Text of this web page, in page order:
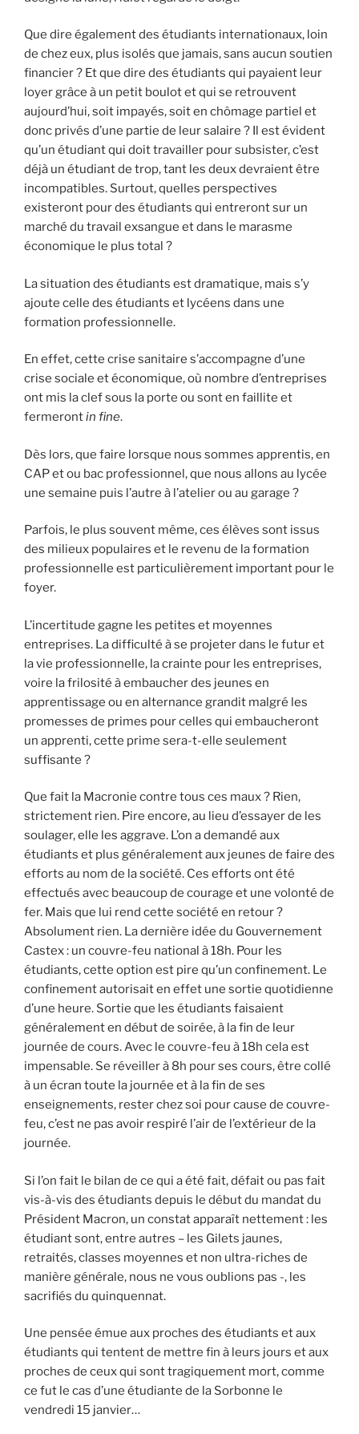
Que dire également des étudiants internationaux, loin
de chez eux, plus isolés que jamais, sans aucun soutien
financier ? Et que dire des étudiants qui payaient leur
loyer grâce à un petit boulot et qui se retrouvent
aujourd’hui, soit impayés, soit en chômage partiel et
donc privés d’une partie de leur salaire ? Il est évident
qu’un étudiant qui doit travailler pour subsister, c’est
déjà un étudiant de trop, tant les deux devraient être
incompatibles. Surtout, quelles perspectives
existeront pour des étudiants qui entreront sur un
marché du travail exsangue et dans le marasme
économique le plus total ?
La situation des étudiants est dramatique, mais s’y
ajoute celle des étudiants et lycéens dans une
formation professionnelle.
En effet, cette crise sanitaire s’accompagne d’une
crise sociale et économique, où nombre d’entreprises
ont mis la clef sous la porte ou sont en faillite et
fermerontin fine.
Dès lors, que faire lorsque nous sommes apprentis, en
CAP et ou bac professionnel, que nous allons au lycée
une semaine puis l’autre à l’atelier ou au garage ?
Parfois, le plus souvent même, ces élèves sont issus
des milieux populaires et le revenu de la formation
professionnelle est particulièrement important pour le
foyer.
L’incertitude gagne les petites et moyennes
entreprises. La difficulté à se projeter dans le futur et
la vie professionnelle, la crainte pour les entreprises,
voire la frilosité à embaucher des jeunes en
apprentissage ou en alternance grandit malgré les
promesses de primes pour celles qui embaucheront
un apprenti, cette prime sera-t-elle seulement
suffisante ?
Que fait la Macronie contre tous ces maux ? Rien,
strictement rien. Pire encore, au lieu d’essayer de les
soulager, elle les aggrave. L’on a demandé aux
étudiants et plus généralement aux jeunes de faire des
efforts au nom de la société. Ces efforts ont été
effectués avec beaucoup de courage et une volonté de
fer. Mais que lui rend cette société en retour ?
Absolument rien. La dernière idée du Gouvernement
Castex : un couvre-feu national à 18h. Pour les
étudiants, cette option est pire qu’un confinement. Le
confinement autorisait en effet une sortie quotidienne
d’une heure. Sortie que les étudiants faisaient
généralement en début de soirée, à la fin de leur
journée de cours. Avec le couvre-feu à 18h cela est
impensable. Se réveiller à 8h pour ses cours, être collé
à un écran toute la journée et à la fin de ses
enseignements, rester chez soi pour cause de couvre-
feu, c’est ne pas avoir respiré l’air de l’extérieur de la
journée.
Si l’on fait le bilan de ce qui a été fait, défait ou pas fait
vis-à-vis des étudiants depuis le début du mandat du
Président Macron, un constat apparaît nettement : les
étudiant sont, entre autres – les Gilets jaunes,
retraités, classes moyennes et non ultra-riches de
manière générale, nous ne vous oublions pas -, les
sacrifiés du quinquennat.
Une pensée émue aux proches des étudiants et aux
étudiants qui tentent de mettre fin à leurs jours et aux
proches de ceux qui sont tragiquement mort, comme
ce fut le cas d’une étudiante de la Sorbonne le
vendredi 15 janvier…